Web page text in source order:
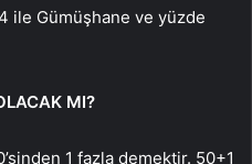
ile Gümüşhane ve yüzde
MI?
1 fazla demektir. 50+1